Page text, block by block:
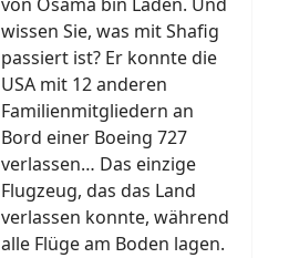
wissen Sie, was mit Shafig
passiert ist? Er konnte die
USA mit 12 anderen
Familienmitgliedern an
Bord einer Boeing 727
verlassen… Das einzige
Flugzeug, das das Land
verlassen konnte, während
alle Flüge am Boden lagen.